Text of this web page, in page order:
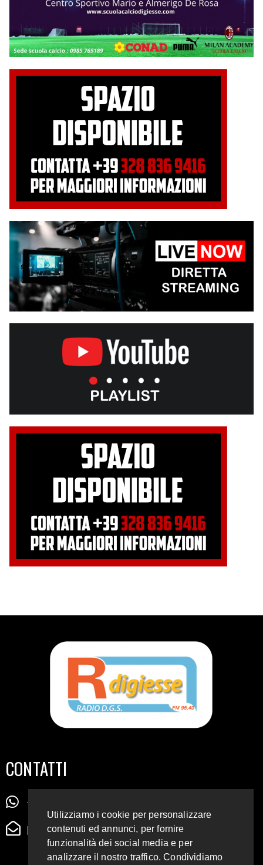
CONTATTI
+39 345 72 72 88 5
radiodigiesse@gmail.com
Utilizziamo i cookie per personalizzare
contenuti ed annunci, per fornire
funzionalità dei social media e per
analizzare il nostro traffico. Condividiamo